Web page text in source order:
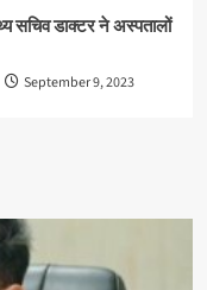
सचिव डाक्टर ने अस्पतालों
September 9, 2023